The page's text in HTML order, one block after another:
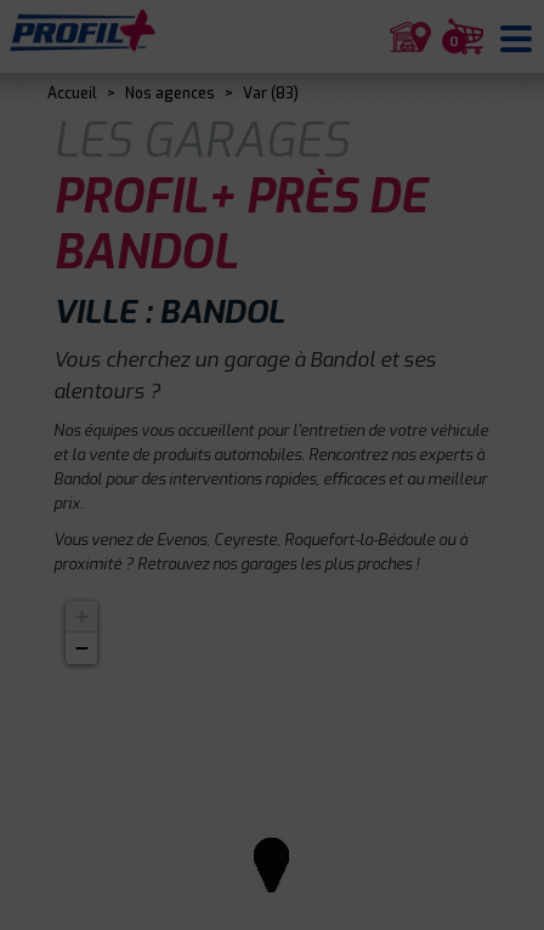
0
Accueil > Nos agences > Var (83)
LES GARAGES
PROFIL+ PRÈS DE
BANDOL
VILLE : BANDOL
Vous cherchez un garage à Bandol et ses
alentours ?
Nos équipes vous accueillent pour l'entretien de votre véhicule
et la vente de produits automobiles. Rencontrez nos experts à
Bandol pour des interventions rapides, efficaces et au meilleur
prix.
Vous venez de Evenos, Ceyreste, Roquefort-la-Bédoule ou à
proximité ? Retrouvez nos garages les plus proches !
−